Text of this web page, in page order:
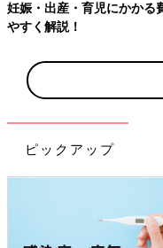
【ワクチン接種できるもの
ピックアップ